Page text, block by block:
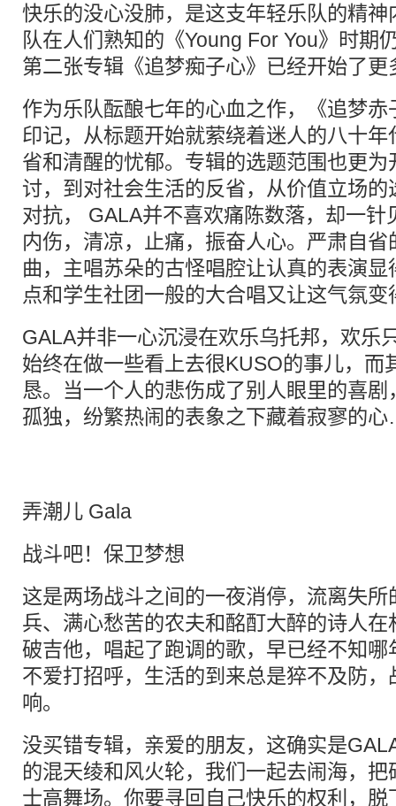
快乐的没心没肺，是这支年轻乐队的精
队在人们熟知的《Young For You》时期
第二张专辑《追梦痴子心》已经开始了
作为乐队酝酿七年的心血之作，《追梦
印记，从标题开始就萦绕着迷人的八十
省和清醒的忧郁。专辑的选题范围也更
讨，到对社会生活的反省，从价值立场
对抗， GALA并不喜欢痛陈数落，却一针
内伤，清凉，止痛，振奋人心。严肃自
曲，主唱苏朵的古怪唱腔让认真的表演
点和学生社团一般的大合唱又让这气氛变
GALA并非一心沉浸在欢乐乌托邦，欢乐
始终在做一些看上去很KUSO的事儿，而
恳。当一个人的悲伤成了别人眼里的喜
孤独，纷繁热闹的表象之下藏着寂寥的
弄潮儿 Gala
战斗吧！保卫梦想
这是两场战斗之间的一夜消停，流离失
兵、满心愁苦的农夫和酩酊大醉的诗人
破吉他，唱起了跑调的歌，早已经不知
不爱打招呼，生活的到来总是猝不及防
响。
没买错专辑，亲爱的朋友，这确实是
的混天绫和风火轮，我们一起去闹海，
士高舞场。你要寻回自己快乐的权利，